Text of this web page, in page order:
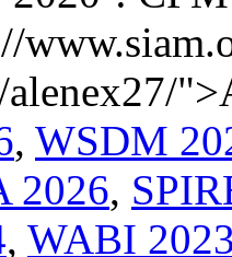
alenex27/
, WSDM
2026,
, WABI